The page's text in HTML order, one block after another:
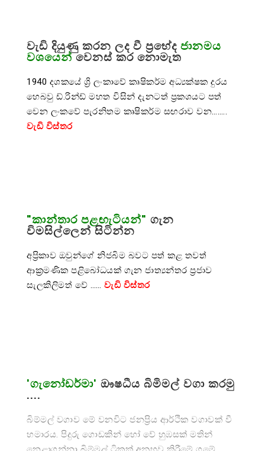
වැඩි දියුණු කරන ලද වී ප්‍රභේද ජානමය
වශයෙන්වෙනස් කර නොමැත
1940 දශකයේ ශ්‍රි ලංකාවේ කෘෂිකර්ම අධ්‍යක්ෂක දුරය
හෙබවු ඩ්.රින්ඩ් මහත විසින් දැනටත් ප්‍රකශයට පත්
වෙන ලංකවේ පැරනිතම කෘෂිකර්ම සඟරාව වන……..
වැඩි විස්තර
"කාන්තාර පළඟැටියන්" ගැන
විමසිල්ලෙන් සිටින්න
අප්‍රිකාව ඔවුන්ගේ නිජබිම බවට පත් කළ තවත්
ආක්‍රමණික පළිබෝධයක් ගැන ජාත්‍යන්තර ප්‍රජාව
සැලකිලිමත් වේ …… වැඩි විස්තර
'ගැනෝඩර්මා' ඖෂධීය බිමිමල් වගා කරමු
....
බිම්මල් වගාව මේ වනවිට ජනප්‍රිය ආර්ථික වගාවක් වී
හමාරය. පිදුරු ගොඩකින් හෝ වේ හුඹසක් මතින්